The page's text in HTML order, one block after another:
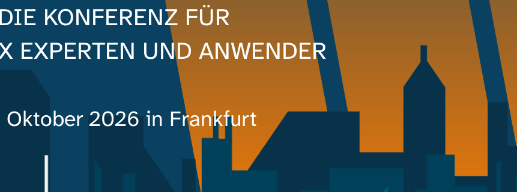
DIE KONFERENZ FÜR
EXPERTEN UND ANWENDER
Oktober 2026 in Frankfurt